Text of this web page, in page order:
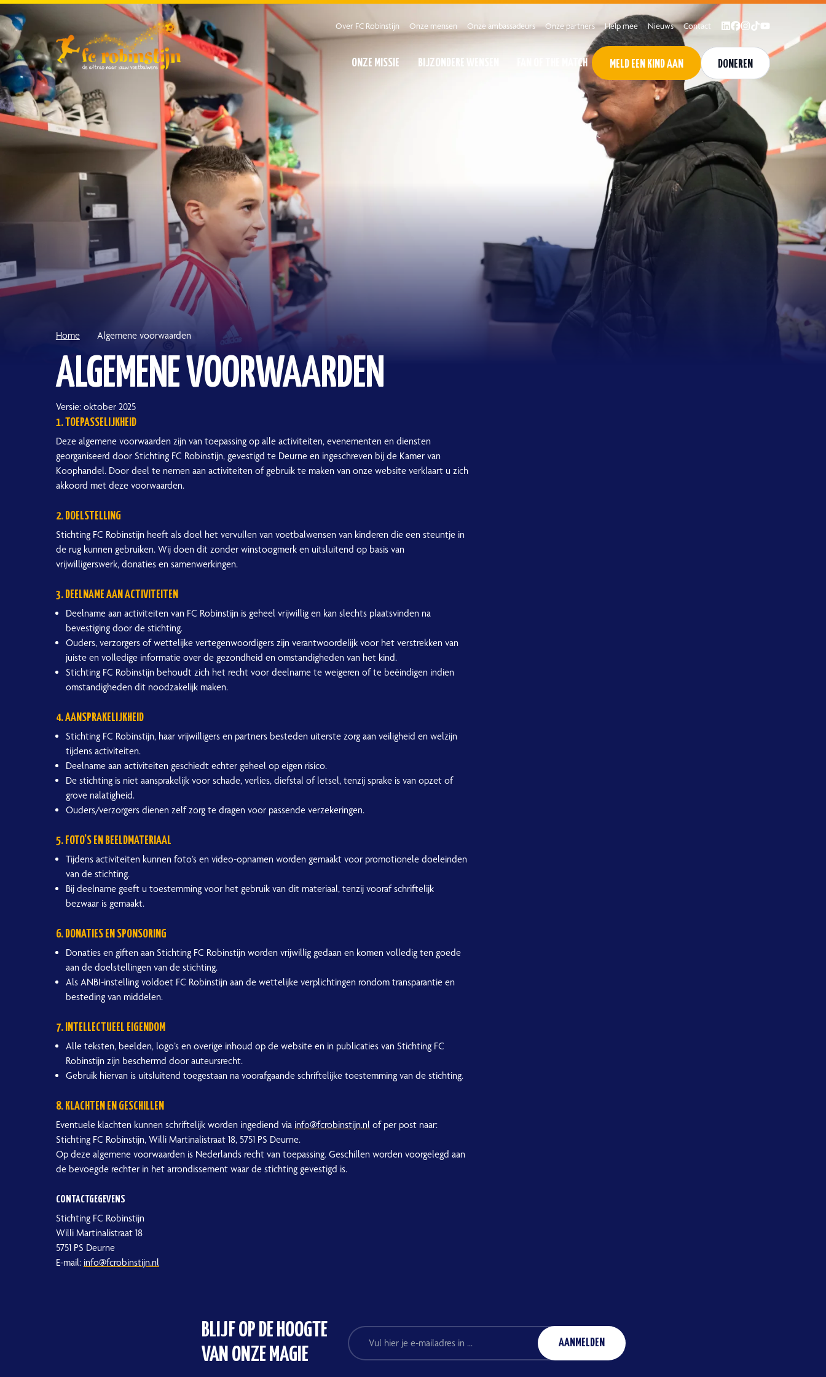
Over FC Robinstijn Onze mensen Onze ambassadeurs Onze partners Help mee Nieuws Contact
ONZE MISSIE BIJZONDERE WENSEN FAN OF THE MATCH MELD EEN KIND AAN DONEREN
Home Algemene voorwaarden
ALGEMENE VOORWAARDEN
Versie: oktober 2025
1. TOEPASSELIJKHEID
Deze algemene voorwaarden zijn van toepassing op alle activiteiten, evenementen en diensten
georganiseerd door Stichting FC Robinstijn, gevestigd te Deurne en ingeschreven bij de Kamer van
Koophandel. Door deel te nemen aan activiteiten of gebruik te maken van onze website verklaart u zich
akkoord met deze voorwaarden.
2. DOELSTELLING
Stichting FC Robinstijn heeft als doel het vervullen van voetbalwensen van kinderen die een steuntje in
de rug kunnen gebruiken. Wij doen dit zonder winstoogmerk en uitsluitend op basis van
vrijwilligerswerk, donaties en samenwerkingen.
3. DEELNAME AAN ACTIVITEITEN
Deelname aan activiteiten van FC Robinstijn is geheel vrijwillig en kan slechts plaatsvinden na
bevestiging door de stichting.
Ouders, verzorgers of wettelijke vertegenwoordigers zijn verantwoordelijk voor het verstrekken van
juiste en volledige informatie over de gezondheid en omstandigheden van het kind.
Stichting FC Robinstijn behoudt zich het recht voor deelname te weigeren of te beëindigen indien
omstandigheden dit noodzakelijk maken.
4. AANSPRAKELIJKHEID
Stichting FC Robinstijn, haar vrijwilligers en partners besteden uiterste zorg aan veiligheid en welzijn
tijdens activiteiten.
Deelname aan activiteiten geschiedt echter geheel op eigen risico.
De stichting is niet aansprakelijk voor schade, verlies, diefstal of letsel, tenzij sprake is van opzet of
grove nalatigheid.
Ouders/verzorgers dienen zelf zorg te dragen voor passende verzekeringen.
5. FOTO’S EN BEELDMATERIAAL
Tijdens activiteiten kunnen foto’s en video-opnamen worden gemaakt voor promotionele doeleinden
van de stichting.
Bij deelname geeft u toestemming voor het gebruik van dit materiaal, tenzij vooraf schriftelijk
bezwaar is gemaakt.
6. DONATIES EN SPONSORING
Donaties en giften aan Stichting FC Robinstijn worden vrijwillig gedaan en komen volledig ten goede
aan de doelstellingen van de stichting.
Als ANBI-instelling voldoet FC Robinstijn aan de wettelijke verplichtingen rondom transparantie en
besteding van middelen.
7. INTELLECTUEEL EIGENDOM
Alle teksten, beelden, logo’s en overige inhoud op de website en in publicaties van Stichting FC
Robinstijn zijn beschermd door auteursrecht.
Gebruik hiervan is uitsluitend toegestaan na voorafgaande schriftelijke toestemming van de stichting.
8. KLACHTEN EN GESCHILLEN
Eventuele klachten kunnen schriftelijk worden ingediend via info@fcrobinstijn.nl of per post naar:
Stichting FC Robinstijn, Willi Martinalistraat 18, 5751 PS Deurne.
Op deze algemene voorwaarden is Nederlands recht van toepassing. Geschillen worden voorgelegd aan
de bevoegde rechter in het arrondissement waar de stichting gevestigd is.
CONTACTGEGEVENS
Stichting FC Robinstijn
Willi Martinalistraat 18
5751 PS Deurne
E-mail: info@fcrobinstijn.nl
BLIJF OP DE HOOGTE
VAN ONZE MAGIE